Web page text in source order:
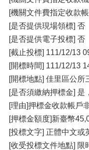
[機關文件費指定收款
[是否提供現場領標] 否
[是否提供電子投標] 否
[截止投標] 111/12/13
[開標時間] 111/12/13
[開標地點] 佳里區公所
[是否須繳納押標金] 是
[理由]押標金收款帳戶
[押標金額度]新臺幣
[投標文字] 正體中文或
[收受投標文件地點]